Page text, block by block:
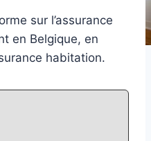
sur l’assurance
en Belgique, en
habitation.